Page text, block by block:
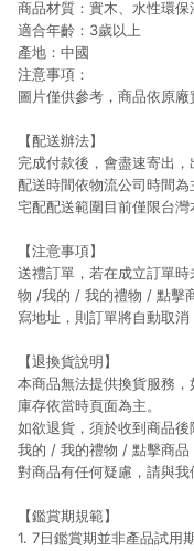
商品材質：實木、水性環保
適合年齡：3歲以上
產地：中國
注意事項：
圖片僅供參考，商品依原廠
【配送辦法】
完成付款後，會盡速寄出
配送時間依物流公司時間為
宅配配送範圍目前僅限台灣
【注意事項】
送禮訂單，若在成立訂單
物 /我的 / 我的禮物 / 點擊
寫地址，則訂單將自動取消
【退換貨說明】
本商品無法提供換貨服務，
庫存依當時頁面為主。
如欲退貨，須於收到商品
我的 / 我的禮物 / 點擊商品
對商品有任何疑慮，請與我
【鑑賞期規範】
1. 7日鑑賞期並非產品試用